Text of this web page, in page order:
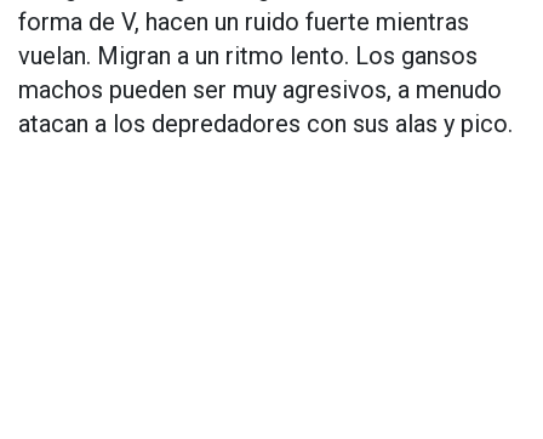
forma de V, hacen un ruido fuerte mientras
vuelan. Migran a un ritmo lento. Los gansos
machos pueden ser muy agresivos, a menudo
atacan a los depredadores con sus alas y pico.